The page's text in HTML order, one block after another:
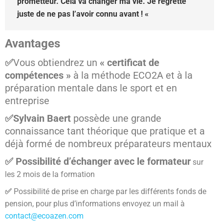
juste de ne pas l’avoir connu avant ! «
Avantages
✅Vous obtiendrez un « certificat de
compétences » à la méthode ECO2A et à la
préparation mentale dans le sport et en
entreprise
✅Sylvain Baert possède une grande
connaissance tant théorique que pratique et a
déjà formé de nombreux préparateurs mentaux
✅ Possibilité d’échanger avec le formateur sur
les 2 mois de la formation
✅ Possibilité de prise en charge par les différents fonds de
pension, pour plus d’informations envoyez un mail à
contact@ecoazen.com